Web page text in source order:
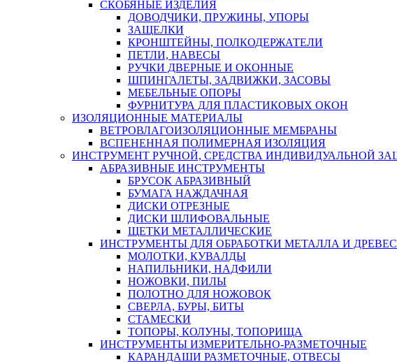
СКОБЯНЫЕ ИЗДЕЛИЯ
ДОВОДЧИКИ, ПРУЖИНЫ, УПОРЫ
ЗАЩЕЛКИ
КРОНШТЕЙНЫ, ПОЛКОДЕРЖАТЕЛИ
ПЕТЛИ, НАВЕСЫ
РУЧКИ ДВЕРНЫЕ И ОКОННЫЕ
ШПИНГАЛЕТЫ, ЗАДВИЖКИ, ЗАСОВЫ
МЕБЕЛЬНЫЕ ОПОРЫ
ФУРНИТУРА ДЛЯ ПЛАСТИКОВЫХ ОКОН
ИЗОЛЯЦИОННЫЕ МАТЕРИАЛЫ
ВЕТРОВЛАГОИЗОЛЯЦИОННЫЕ МЕМБРАНЫ
ВСПЕНЕННАЯ ПОЛИМЕРНАЯ ИЗОЛЯЦИЯ
ИНСТРУМЕНТ РУЧНОЙ, СРЕДСТВА ИНДИВИДУАЛЬНОЙ
АБРАЗИВНЫЕ ИНСТРУМЕНТЫ
БРУСОК АБРАЗИВНЫЙ
БУМАГА НАЖДАЧНАЯ
ДИСКИ ОТРЕЗНЫЕ
ДИСКИ ШЛИФОВАЛЬНЫЕ
ЩЕТКИ МЕТАЛЛИЧЕСКИЕ
ИНСТРУМЕНТЫ ДЛЯ ОБРАБОТКИ МЕТАЛЛА И
МОЛОТКИ, КУВАЛДЫ
НАПИЛЬНИКИ, НАДФИЛИ
НОЖОВКИ, ПИЛЫ
ПОЛОТНО ДЛЯ НОЖОВОК
СВЕРЛА, БУРЫ, БИТЫ
СТАМЕСКИ
ТОПОРЫ, КОЛУНЫ, ТОПОРИЩА
ИНСТРУМЕНТЫ ИЗМЕРИТЕЛЬНО-РАЗМЕТОЧНЫЕ
КАРАНДАШИ РАЗМЕТОЧНЫЕ, ОТВЕСЫ